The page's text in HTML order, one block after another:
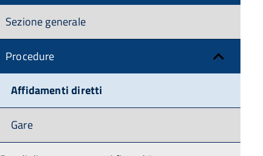
Sezione generale
Procedure
Affidamenti diretti
Gare